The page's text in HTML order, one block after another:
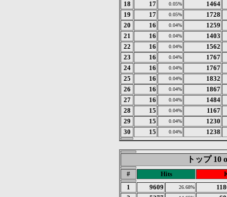
18
17 0.05%
1464
19
17 0.05%
1728
20
16 0.04%
1259
21
16 0.04%
1403
22
16 0.04%
1562
23
16 0.04%
1767
24
16 0.04%
1767
25
16 0.04%
1832
26
16 0.04%
1867
27
16 0.04%
1484
28
15 0.04%
1167
29
15 0.04%
1230
30
15 0.04% 1238
トップ 10
# Hits
1
9609 26.68%